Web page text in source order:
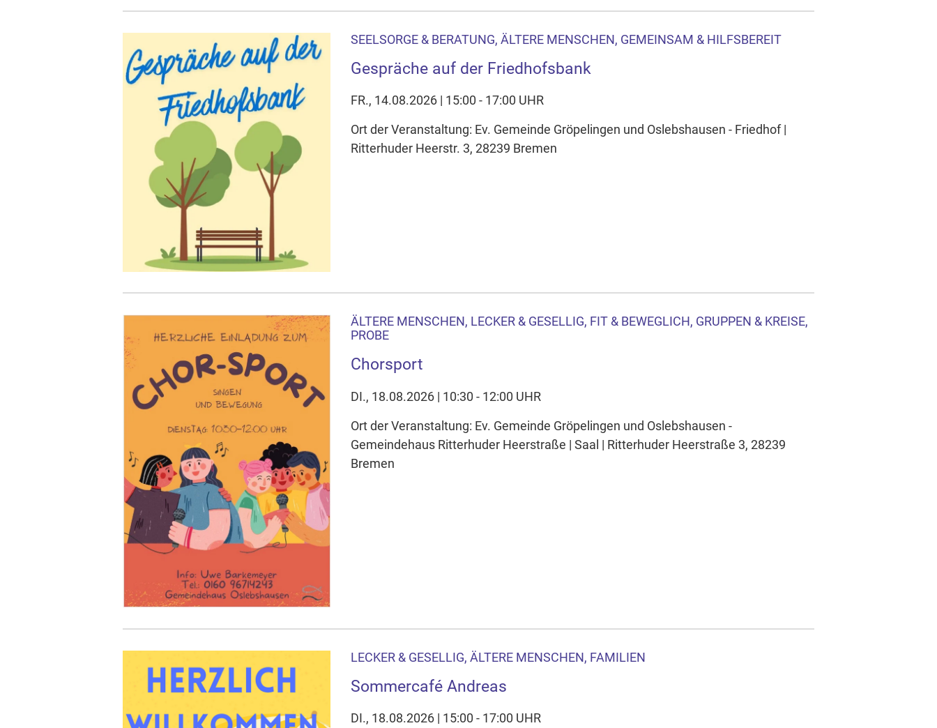
SEELSORGE & BERATUNG, ÄLTERE MENSCHEN, GEMEINSAM & HILFSBEREIT
Gespräche auf der Friedhofsbank
FR., 14.08.2026 | 15:00 - 17:00 UHR
Ort der Veranstaltung: Ev. Gemeinde Gröpelingen und Oslebshausen - Friedhof |
Ritterhuder Heerstr. 3, 28239 Bremen
ÄLTERE MENSCHEN, LECKER & GESELLIG, FIT & BEWEGLICH, GRUPPEN & KREISE,
PROBE
Chorsport
DI., 18.08.2026 | 10:30 - 12:00 UHR
Ort der Veranstaltung: Ev. Gemeinde Gröpelingen und Oslebshausen -
Gemeindehaus Ritterhuder Heerstraße | Saal | Ritterhuder Heerstraße 3, 28239
Bremen
LECKER & GESELLIG, ÄLTERE MENSCHEN, FAMILIEN
Sommercafé Andreas
DI., 18.08.2026 | 15:00 - 17:00 UHR